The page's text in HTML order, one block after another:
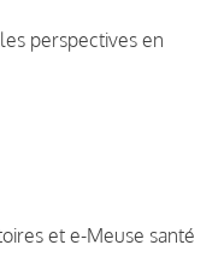
perspectives en
et e-Meuse santé